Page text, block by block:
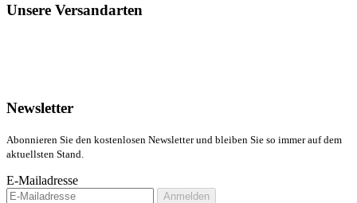
Unsere Versandarten
Newsletter
Abonnieren Sie den kostenlosen Newsletter und bleiben Sie so immer auf dem
aktuellsten Stand.
E-Mailadresse
Anmelden